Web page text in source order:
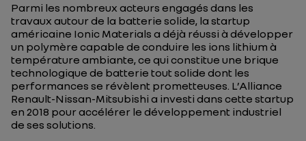
Parmi les nombreux acteurs engagés dans les
travaux autour de la batterie solide, la startup
américaine Ionic Materials a déjà réussi à développer
un polymère capable de conduire les ions lithium à
température ambiante, ce qui constitue une brique
technologique de batterie tout solide dont les
performances se révèlent prometteuses. L’Alliance
Renault-Nissan-Mitsubishi a investi dans cette startup
en 2018 pour accélérer le développement industriel
de ses solutions.